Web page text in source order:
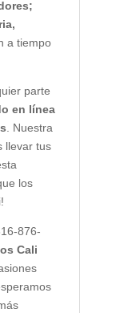
a tiempo
parte
en línea
. Nuestra
llevar tus
los
876-
Cali